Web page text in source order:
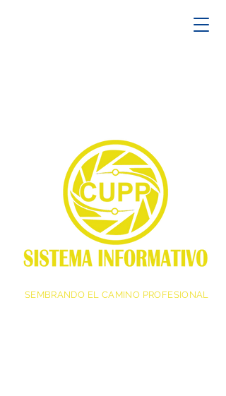
SEMBRANDO EL CAMINO PROFESIONAL